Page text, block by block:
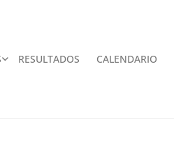
RESULTADOS CALENDARIO